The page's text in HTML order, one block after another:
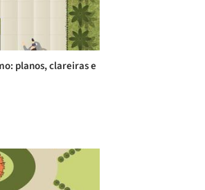
planos, clareiras e